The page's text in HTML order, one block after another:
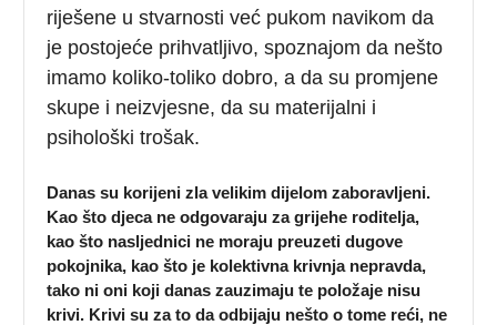
riješene u stvarnosti već pukom navikom da
je postojeće prihvatljivo, spoznajom da nešto
imamo koliko-toliko dobro, a da su promjene
skupe i neizvjesne, da su materijalni i
psihološki trošak.
Danas su korijeni zla velikim dijelom zaboravljeni.
Kao što djeca ne odgovaraju za grijehe roditelja,
kao što nasljednici ne moraju preuzeti dugove
pokojnika, kao što je kolektivna krivnja nepravda,
tako ni oni koji danas zauzimaju te položaje nisu
krivi. Krivi su za to da odbijaju nešto o tome reći, ne